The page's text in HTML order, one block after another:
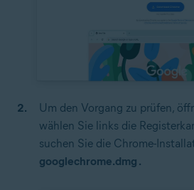
Um den Vorgang zu prüfen,
wählen Sie links die
suchen Sie die Chrome-
googlechrome.dmg .